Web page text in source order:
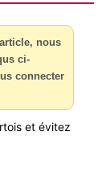
nous
ci-
connecter
et évitez